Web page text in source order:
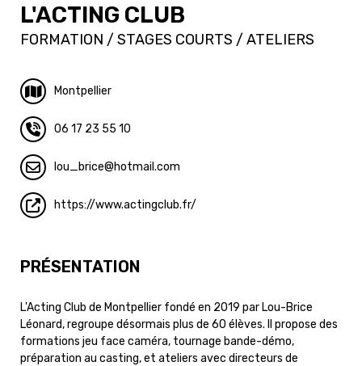
L'ACTING CLUB
FORMATION / STAGES COURTS / ATELIERS
Montpellier
06 17 23 55 10
lou_brice hotmail.com
https://www.actingclub.fr/
PRÉSENTATION
L'Acting Club de Montpellier fondé en 2019 par Lou-Brice
Léonard, regroupe désormais plus de 60 élèves. Il propose des
formations jeu face caméra, tournage bande-démo,
préparation au casting, et ateliers avec directeurs de